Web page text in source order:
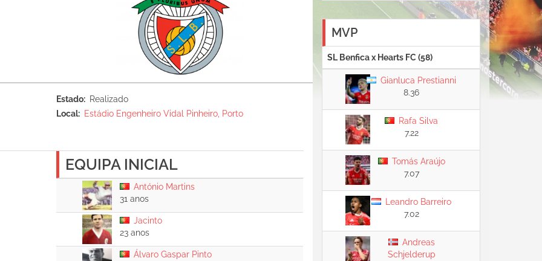
Estado
Realizado
Local
Estádio Engenheiro Vidal Pinheiro, Porto
EQUIPA INICIAL
António Martins
31 anos
Jacinto
23 anos
Álvaro Gaspar Pinto
MVP
SL Benfica x Hearts FC (58)
Gianluca Prestianni
8.36
Rafa Silva
7.22
Tomás Araújo
7.07
Leandro Barreiro
7.02
Andreas
Schjelderup